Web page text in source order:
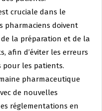
cruciale dans le
pharmaciens doivent
la préparation et de la
afin d’éviter les erreurs
pour les patients.
pharmaceutique
de nouvelles
réglementations en